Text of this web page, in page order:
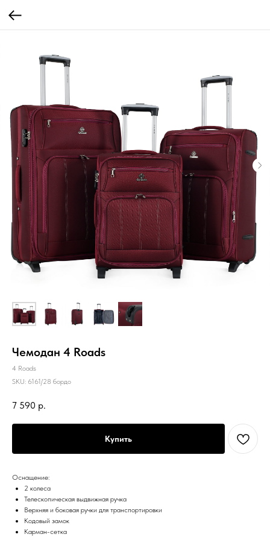
Чемодан 4 Roads
4 Roads
SKU: 6161/28 бордо
7 590 р.
Купить
Оснащение:
2 колеса
Телескопическая выдвижная ручка
Верхняя и боковая ручки для транспортировки
Кодовый замок
Карман-сетка